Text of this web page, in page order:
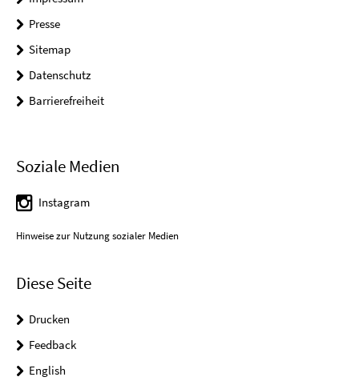
Presse
Sitemap
Datenschutz
Barrierefreiheit
Soziale Medien
Instagram
Hinweise zur Nutzung sozialer Medien
Diese Seite
Drucken
Feedback
English